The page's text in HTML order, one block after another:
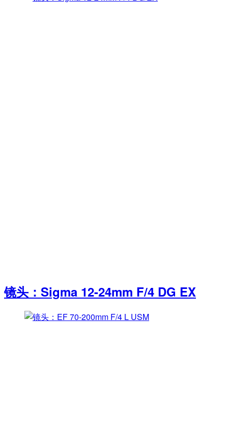
镜头：Sigma 12-24mm F/4 DG EX